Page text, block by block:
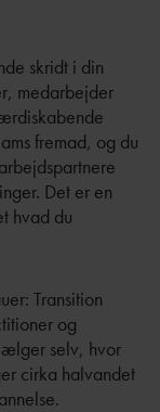
skridt i din
medarbejder
fremad, og du
Det er en
hvad du
Transition
og
selv, hvor
cirka halvandet